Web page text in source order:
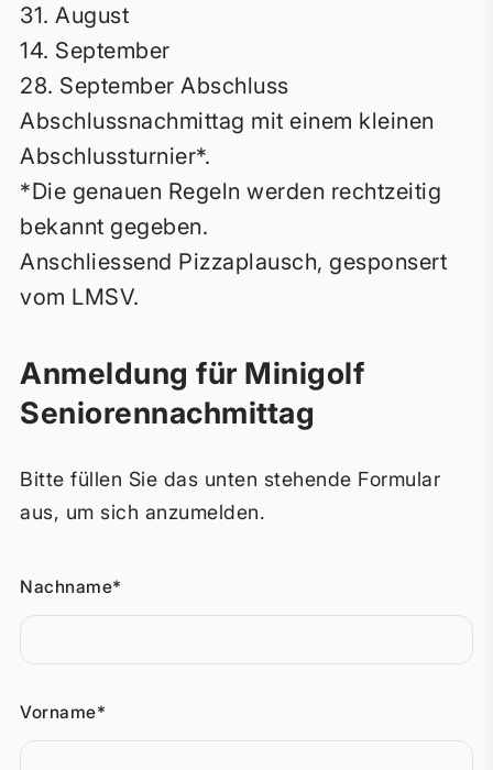
31. August
14. September
28. September Abschluss
Abschlussnachmittag mit einem kleinen
Abschlussturnier*.
*Die genauen Regeln werden rechtzeitig
bekannt gegeben.
Anschliessend Pizzaplausch, gesponsert
vom LMSV.
Anmeldung für Minigolf
Seniorennachmittag
Bitte füllen Sie das unten stehende Formular
aus, um sich anzumelden.
Nachname*
Vorname*